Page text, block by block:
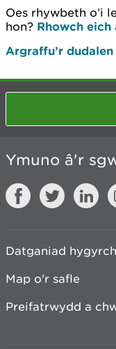
Oes rhywbeth o’i
hon? Rhowch
Argraffu’r dudalen
Ymuno â'r
Datganiad
Map o'r safle
Preifatrwydd a